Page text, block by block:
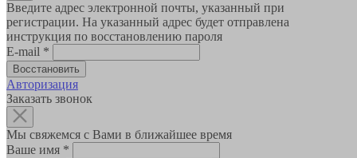
Введите адрес электронной почты, указанный при
регистрации. На указанный адрес будет отправлена
инструкция по восстановлению пароля
E-mail *
Авторизация
Заказать звонок
Мы свяжемся с Вами в ближайшее время
Ваше имя *